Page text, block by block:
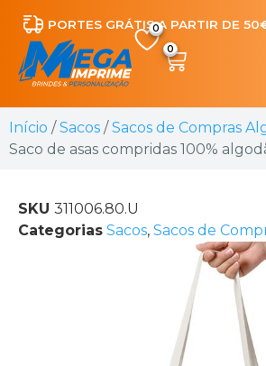
PORTES GRÁTIS A PARTIR DE
0
Início /Sacos /Sacos de Compras
Saco de asas compridas 100%
SKU 311006.80.U
Categorias Sacos, Sacos de